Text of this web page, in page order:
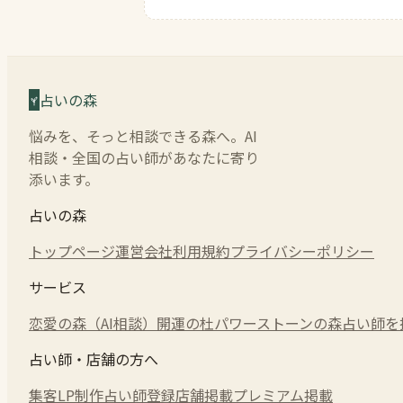
占いの森
悩みを、そっと相談できる森へ。AI
相談・全国の占い師があなたに寄り
添います。
占いの森
トップページ運営会社利用規約プライバシーポリシー
サービス
恋愛の森（AI相談） 開運の杜パワーストーンの森占い師
占い師・店舗の方へ
集客LP制作占い師登録店舗掲載プレミアム掲載